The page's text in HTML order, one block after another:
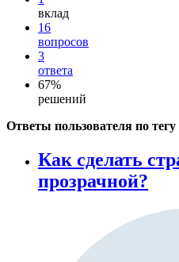
вклад
16
вопросов
3
ответа
67%
решений
Ответы пользователя по тегу
Как сделать
прозрачной?